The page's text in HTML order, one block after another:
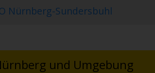
Nürnberg-Sundersbuhl
und Umgebung